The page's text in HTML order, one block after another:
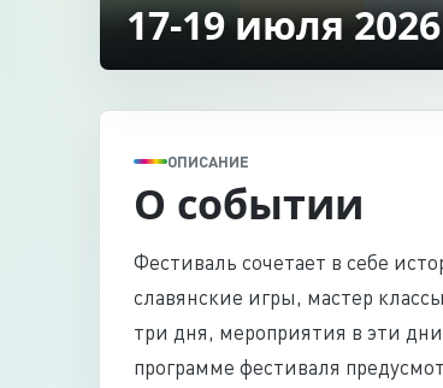
17-19 июля 2026
ОПИСАНИЕ
О событии
Фестиваль сочетает в себе
славянские игры, мастер
три дня, мероприятия в эти
программе фестиваля